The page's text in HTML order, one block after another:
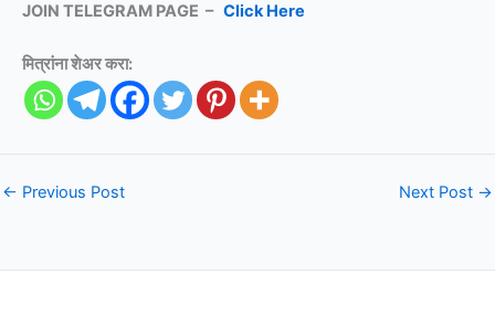
JOIN TELEGRAM PAGE – Click Here
मित्रांना शेअर करा:
← Previous Post Next Post →